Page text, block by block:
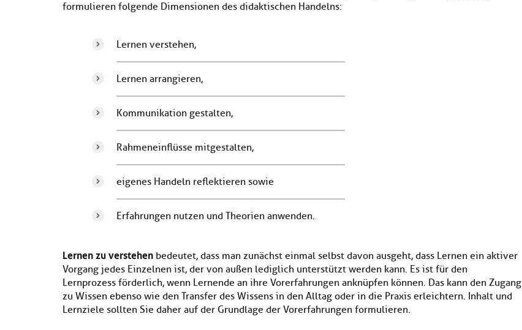
formulieren folgende Dimensionen des didaktischen Handelns:
Lernen verstehen,
Lernen arrangieren,
Kommunikation gestalten,
Rahmeneinflüsse mitgestalten,
eigenes Handeln reflektieren sowie
Erfahrungen nutzen und Theorien anwenden.
Lernen zu verstehen bedeutet, dass man zunächst einmal selbst davon ausgeht, dass Lernen ein aktiver
Vorgang jedes Einzelnen ist, der von außen lediglich unterstützt werden kann. Es ist für den
Lernprozess förderlich, wenn Lernende an ihre Vorerfahrungen anknüpfen können. Das kann den Zugang
zu Wissen ebenso wie den Transfer des Wissens in den Alltag oder in die Praxis erleichtern. Inhalt und
Lernziele sollten Sie daher auf der Grundlage der Vorerfahrungen formulieren.